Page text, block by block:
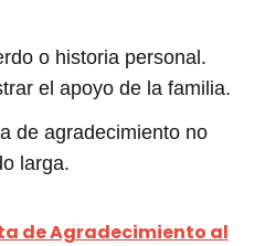
o historia personal.
el apoyo de la familia.
de agradecimiento no
larga.
de Agradecimiento al